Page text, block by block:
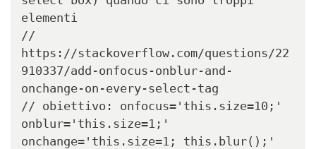
elementi
//
https://stackoverflow.com/questions/22
910337/add-onfocus-onblur-and-
onchange-on-every-select-tag
// obiettivo: onfocus='this.size=10;'
onblur='this.size=1;'
onchange='this.size=1; this.blur();'